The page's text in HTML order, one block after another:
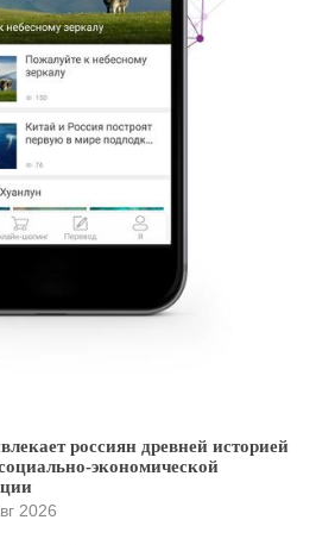
россиян древней историей
экономической
2026